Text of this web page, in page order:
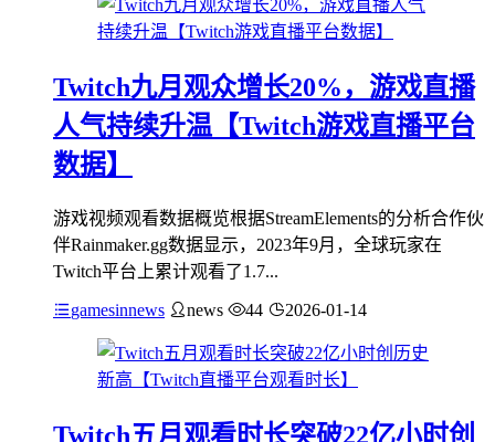
Twitch九月观众增长20%，游戏直播
人气持续升温【Twitch游戏直播平台
数据】
游戏视频观看数据概览根据StreamElements的分析合作伙
伴Rainmaker.gg数据显示，2023年9月，全球玩家在
Twitch平台上累计观看了1.7...
gamesinnews news 44 2026-01-14
Twitch五月观看时长突破22亿小时创